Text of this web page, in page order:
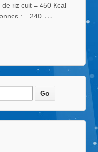
riz cuit = 450 Kcal
: – 240 …